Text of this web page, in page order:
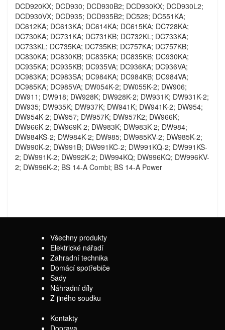
DCD920KX; DCD930; DCD930B2; DCD930KX; DCD930L2;
DCD930VX; DCD935; DCD935B2; DC528; DC551KA;
DC612KA; DC613KA; DC614KA; DC615KA; DC728KA;
DC730KA; DC731KA; DC731KB; DC732KL; DC733KA;
DC733KL; DC735KA; DC735KB; DC757KA; DC757KB;
DC830KA; DC830KB; DC835KA; DC835KB; DC930KA;
DC935KA; DC935KB; DC935VA; DC936KA; DC936VA;
DC983KA; DC983SA; DC984KA; DC984KB; DC984VA;
DC985KA; DC985VA; DW054K-2; DW055K-2; DW906;
DW911; DW918; DW928K; DW928K-2; DW931K; DW931K-2;
DW935; DW935K; DW937K; DW941K; DW941K-2; DW954;
DW954K-2; DW957; DW957K; DW957K2; DW966K;
DW966K-2; DW969K-2; DW983K; DW983K-2; DW984;
DW984KS-2; DW984K-2; DW985; DW985KV-2; DW985K-2;
DW990K-2; DW991B; DW991KC-2; DW991KQ-2; DW991KS-
2; DW991K-2; DW992K-2; DW994KQ; DW996KQ; DW996KV-
2; DW996K-2; BS 14-A Combi; BS 14-A Power
Všechny produkty
Elektrické nářadí
Zahradní technika
Domácí spotřebiče
Sady
Náhradní díly
Z jiného soudku
Kontakty
Doprava